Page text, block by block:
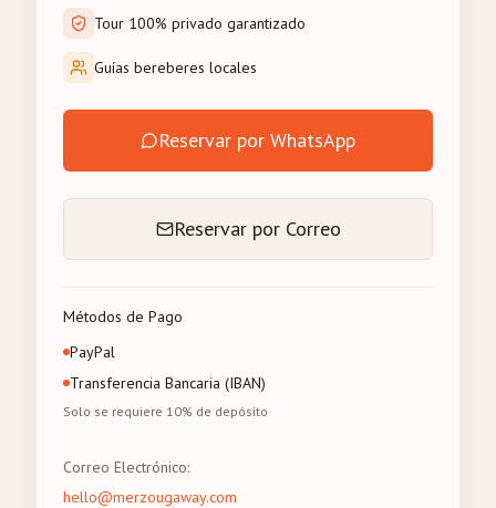
Tour 100% privado garantizado
Guías bereberes locales
Reservar por WhatsApp
Reservar por Correo
Métodos de Pago
PayPal
Transferencia Bancaria (IBAN)
Solo se requiere 10% de depósito
Correo Electrónico:
hello@merzougaway.com